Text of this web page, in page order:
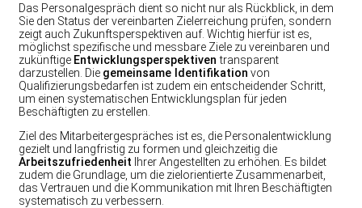
Das Personalgespräch dient so nicht nur als Rückblick, in dem
Sie den Status der vereinbarten Zielerreichung prüfen, sondern
zeigt auch Zukunftsperspektiven auf. Wichtig hierfür ist es,
möglichst spezifische und messbare Ziele zu vereinbaren und
zukünftige Entwicklungsperspektiventransparent
darzustellen. Die gemeinsame Identifikation von
Qualifizierungsbedarfen ist zudem ein entscheidender Schritt,
um einen systematischen Entwicklungsplan für jeden
Beschäftigten zu erstellen.
Ziel des Mitarbeitergespräches ist es, die Personalentwicklung
gezielt und langfristig zu formen und gleichzeitig die
Arbeitszufriedenheit Ihrer Angestellten zu erhöhen. Es bildet
zudem die Grundlage, um die zielorientierte Zusammenarbeit,
das Vertrauen und die Kommunikation mit Ihren Beschäftigten
systematisch zu verbessern.